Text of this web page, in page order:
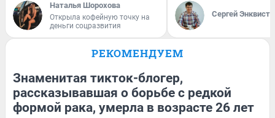
Наталья Шорохова
Открыла кофейную точку на
деньги соцразвития
Сергей Энквист
РЕКОМЕНДУЕМ
Знаменитая тикток-блогер,
рассказывавшая о борьбе с редкой
формой рака, умерла в возрасте 26 лет